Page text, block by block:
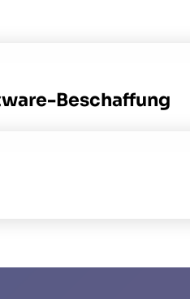
Beschaffung